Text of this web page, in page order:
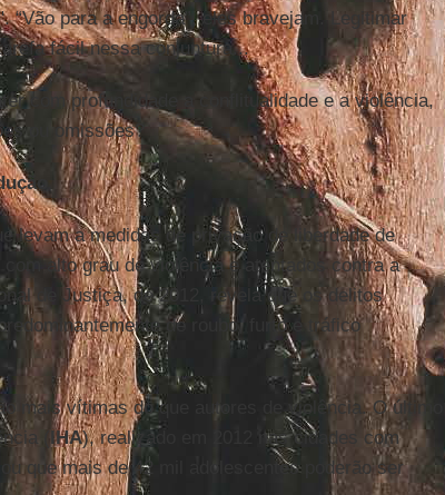
“Vão para a engorda”, eles bravejam. Legitimar
fácil nessa conjuntura...
com profundidade a conflitualidade e a violência,
ou omissões?
levam a medidas de privação de liberdade de
alto grau de violência e atentados contra a
de Justiça, de 2012, revela que os delitos
de roubo, furto e tráfico
mais vítimas do que autores de violência. O último
(
IHA), realizado em 2012 nas cidades com
que mais de 42 mil adolescentes poderão ser